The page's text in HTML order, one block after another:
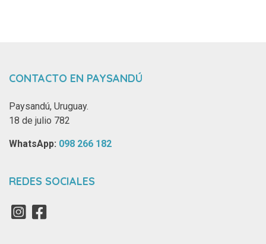
CONTACTO EN PAYSANDÚ
Paysandú, Uruguay.
18 de julio 782
WhatsApp: ‪ 098 266 182‬
REDES SOCIALES